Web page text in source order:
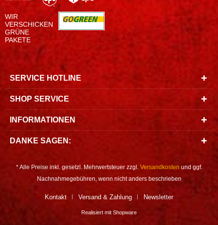
WIR
VERSCHICKEN
GRÜNE
PAKETE
SERVICE HOTLINE
SHOP SERVICE
INFORMATIONEN
DANKE SAGEN:
* Alle Preise inkl. gesetzl. Mehrwertsteuer zzgl. Versandkosten und ggf.
Nachnahmegebühren, wenn nicht anders beschrieben
Kontakt Versand & Zahlung Newsletter
Realisiert mit Shopware